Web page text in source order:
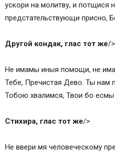
ускори на молитву, и потщися
предстaтельствующи присно,
Другой кондaк, глас тот же/>
Не имамы иныя помощи, не
Тебе, Пречистая Дево. Ты нам
Тобою хвaлимся, Твои бо
Стихира, глас тот же/>
Не ввери мя человеческому